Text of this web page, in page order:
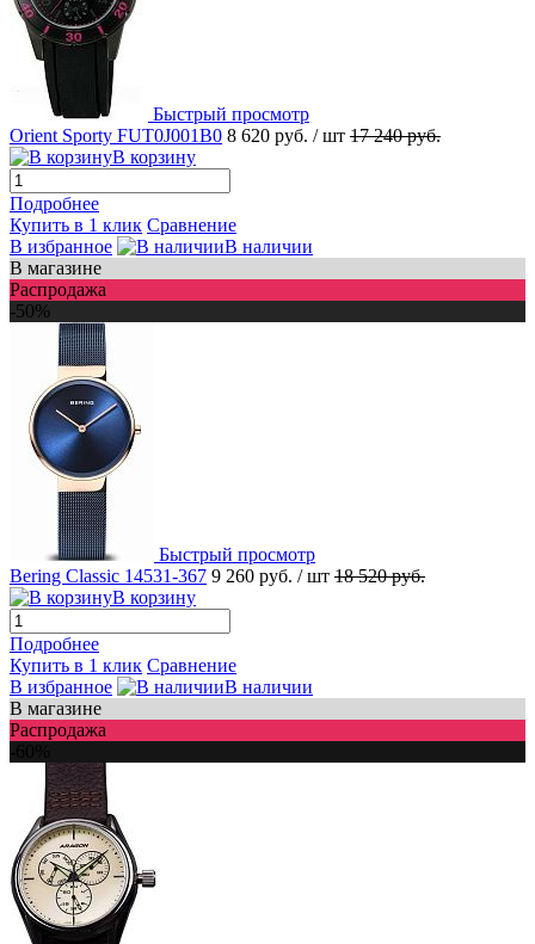
Быстрый просмотр
Orient Sporty FUT0J001B0 8 620 руб. / шт 17 240 руб.
В корзину
Подробнее
Купить в 1 клик Сравнение
В избранное
В наличии
В магазине
Распродажа
-50%
Быстрый просмотр
Bering Classic 14531-367 9 260 руб. / шт 18 520 руб.
В корзину
Подробнее
Купить в 1 клик Сравнение
В избранное
В наличии
В магазине
Распродажа